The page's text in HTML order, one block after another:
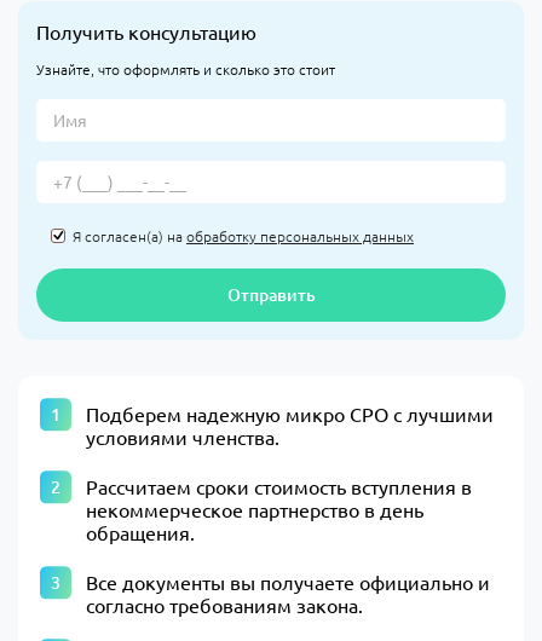
Получить консультацию
Узнайте, что оформлять и сколько это стоит
Я согласен(а) наобработку персональных данных
Отправить
Подберем надежную микро СРО с лучшими
условиями членства.
Рассчитаем сроки стоимость вступления в
некоммерческое партнерство в день
обращения.
Все документы вы получаете официально и
согласно требованиям закона.